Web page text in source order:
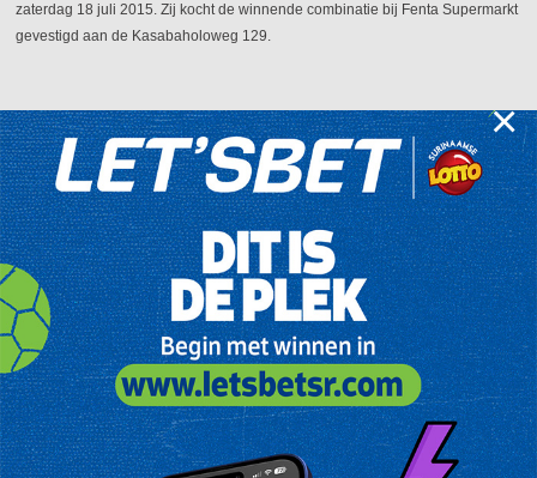
zaterdag 18 juli 2015. Zij kocht de winnende combinatie bij Fenta Supermarkt
gevestigd aan de Kasabaholoweg 129.
×